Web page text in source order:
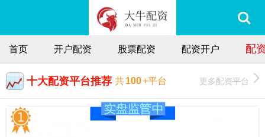
首页 开户配资 股票配资 配资开户 配
十大配资平台推荐 共100+平台 更多配资平台